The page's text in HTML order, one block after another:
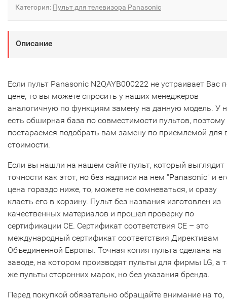
Категория: Пульт для телевизора Panasonic
Описание
Если пульт Panasonic N2QAYB000222 не устраивает Вас
цене, то вы можете спросить у наших менеджеров
аналогичную по функциям замену на данную модель. У
есть обширная база по совместимости пультов,
постараемся подобрать вам замену по приемлемой для
стоимости.
Если вы нашли на нашем сайте пульт, который выглядит
точности как этот, но без надписи на нем "Panasonic" и
цена гораздо ниже, то, можете не сомневаться, и сразу
класть его в корзину. Пульт без названия изготовлен из
качественных материалов и прошел проверку по
сертификации CE. Сертификат соответствия СЕ – это
международный сертификат соответствия Директивам
Объединенной Европы. Точная копия пульта сделана на
заводе, на котором производят пульты для фирмы LG, а
же пульты сторонних марок, но без указания бренда.
Перед покупкой обязательно обращайте внимание на то,